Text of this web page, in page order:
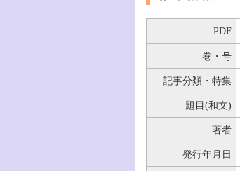
PDF
巻・号
記事分類・特集
題目(和文)
著者
発行年月日